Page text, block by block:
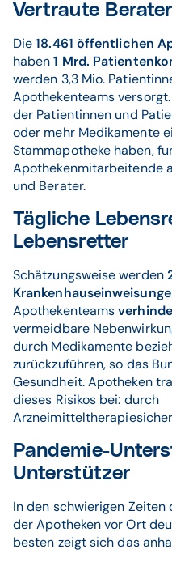
Vertraute
Die18.461 öffentlichen
haben1 Mrd.
werden 3,3 Mio.
Apothekenteams
der Patientinnen und
oder mehr Medikamente
Stammapotheke haben,
Apothekenmitarbeitende
und Berater.
Tägliche
Lebensretter
Schätzungsweise werden
Apothekenteams
vermeidbare
durch Medikamente
zurückzuführen, so das
Gesundheit. Apotheken
dieses Risikos bei: durch
Pandemie-
Unterstützer
In den schwierigen Zeiten
der Apotheken vor Ort
besten zeigt sich das